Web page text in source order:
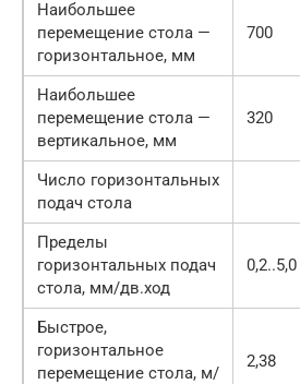
Наибольшее
перемещение стола —
горизонтальное, мм
700
Наибольшее
перемещение стола —
вертикальное, мм
320
Число горизонтальных
подач стола
Пределы
горизонтальных подач
стола, мм/дв.ход
0,2..5,0
Быстрое,
горизонтальное
перемещение стола, м/
2,38